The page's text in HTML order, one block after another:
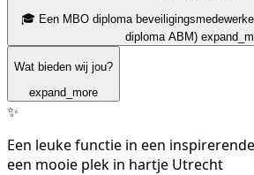
🎓 Een MBO diploma
diploma ABM)
Wat bieden wij jou?
expand_more
✨
Een leuke functie in een
een mooie plek in hartje Utrecht